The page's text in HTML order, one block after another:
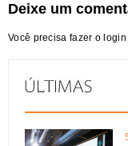
Deixe um
Você precisa fazer o login